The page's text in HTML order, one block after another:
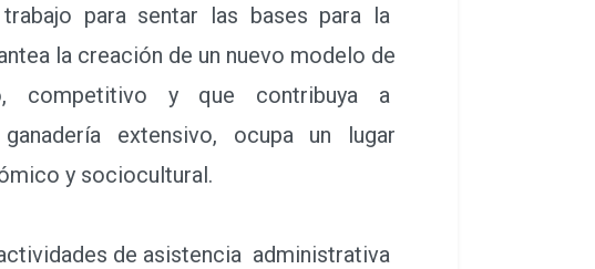
trabajo para sentar las bases para la
la creación de un nuevo modelo de
competitivo y que contribuya a
extensivo, ocupa un lugar
y sociocultural.
de asistencia administrativa